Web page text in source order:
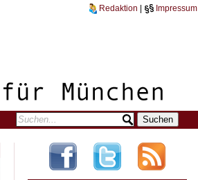
Redaktion Impressum